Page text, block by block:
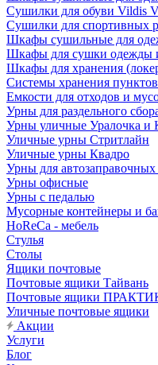
Сушилки для обуви Vildis
Сушилки для спортивных
Шкафы сушильные для
Шкафы для сушки одежды
Шкафы для хранения
Системы хранения пунктов
Емкости для отходов и
Урны для раздельного
Урны уличные Уралочка и
Уличные урны Стритлайн
Уличные урны Квадро
Урны для
Урны офисные
Урны с педалью
Мусорные контейнеры и
HoReCa - мебель
Стулья
Столы
Ящики почтовые
Почтовые ящики Тайвань
Почтовые ящики
Уличные почтовые ящики
Акции
Услуги
Блог